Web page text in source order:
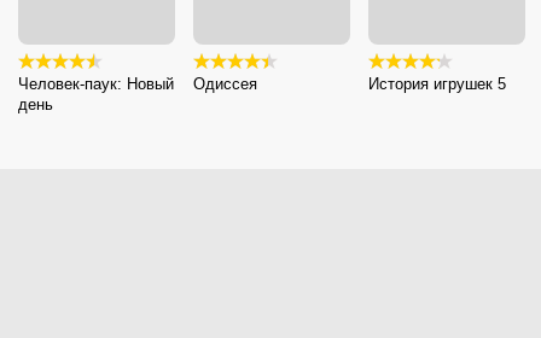
Человек-паук: Новый
день
Одиссея История игрушек 5